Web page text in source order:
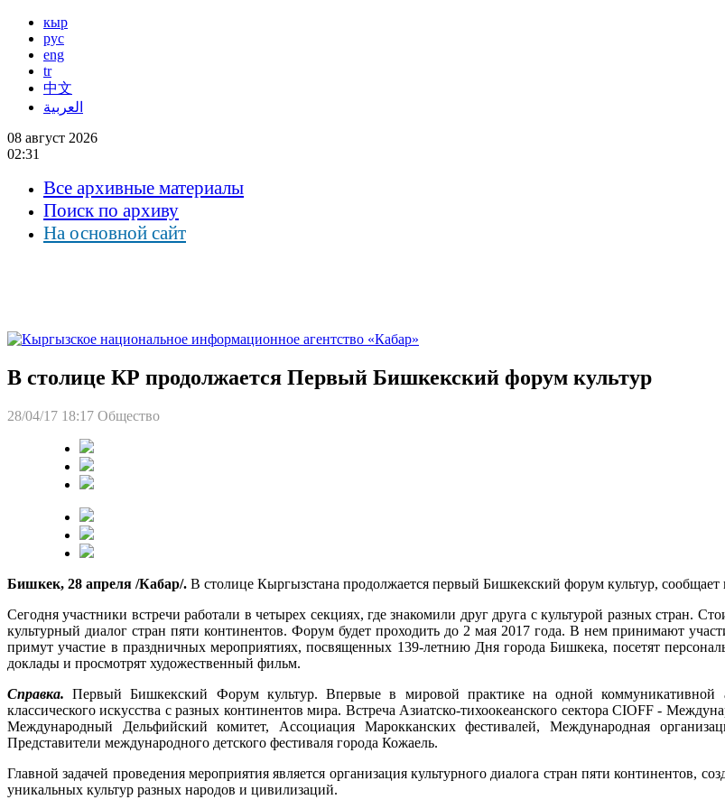
кыр
рус
eng
tr
中文
العربية
08 август 2026
02:31
Все архивные материалы
Поиск по архиву
На основной сайт
В столице КР продолжается Первый Бишкекский форум культур
28/04/17 18:17 Общество
Бишкек, 28 апреля /Кабар/. В столице Кыргызстана продолжается первый Бишкекский форум культур,
Сегодня участники встречи работали в четырех секциях, где знакомили друг друга с культурой разных стран.
культурный диалог стран пяти континентов. Форум будет проходить до 2 мая 2017 года. В нем принимают
примут участие в праздничных мероприятиях, посвященных 139-летнию Дня города Бишкека, посетят
доклады и просмотрят художественный фильм.
Справка. Первый Бишкекский Форум культур. Впервые в мировой практике на одной коммуникативной
классического искусства с разных континентов мира. Встреча Азиатско-тихоокеанского сектора CIOFF -
Международный Дельфийский комитет, Ассоциация Марокканских фестивалей, Международная
Представители международного детского фестиваля города Кожаель.
Главной задачей проведения мероприятия является организация культурного диалога стран пяти континентов,
уникальных культур разных народов и цивилизаций.